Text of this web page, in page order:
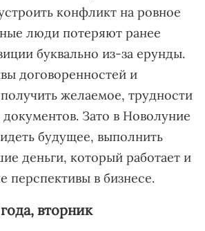
конфликт на ровное
люди потеряют ранее
буквально из-за ерунды.
договоренностей и
желаемое, трудности
Зато в Новолуние
будущее, выполнить
деньги, который работает и
перспективы в бизнесе.
вторник